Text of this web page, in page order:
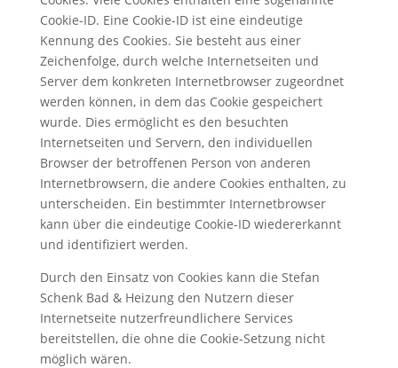
Cookie-ID. Eine Cookie-ID ist eine eindeutige
Kennung des Cookies. Sie besteht aus einer
Zeichenfolge, durch welche Internetseiten und
Server dem konkreten Internetbrowser zugeordnet
werden können, in dem das Cookie gespeichert
wurde. Dies ermöglicht es den besuchten
Internetseiten und Servern, den individuellen
Browser der betroffenen Person von anderen
Internetbrowsern, die andere Cookies enthalten, zu
unterscheiden. Ein bestimmter Internetbrowser
kann über die eindeutige Cookie-ID wiedererkannt
und identifiziert werden.
Durch den Einsatz von Cookies kann die Stefan
Schenk Bad & Heizung den Nutzern dieser
Internetseite nutzerfreundlichere Services
bereitstellen, die ohne die Cookie-Setzung nicht
möglich wären.